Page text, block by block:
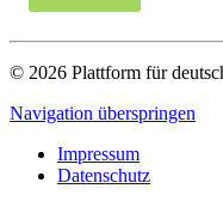
© 2026 Plattform für
Navigation überspringen
Impressum
Datenschutz